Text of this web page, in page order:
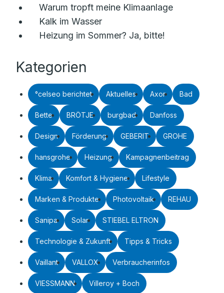
Warum tropft meine Klimaanlage
Kalk im Wasser
Heizung im Sommer? Ja, bitte!
Kategorien
°celseo berichtet Aktuelles Axor Bad
Bette BRÖTJE burgbad Danfoss
Design Förderung GEBERIT GROHE
hansgrohe Heizung Kampagnenbeitrag
Klima Komfort & Hygiene Lifestyle
Marken & Produkte Photovoltaik REHAU
Sanipa Solar STIEBEL ELTRON
Technologie & Zukunft Tipps & Tricks
Vaillant VALLOX Verbraucherinfos
VIESSMANN Villeroy + Boch